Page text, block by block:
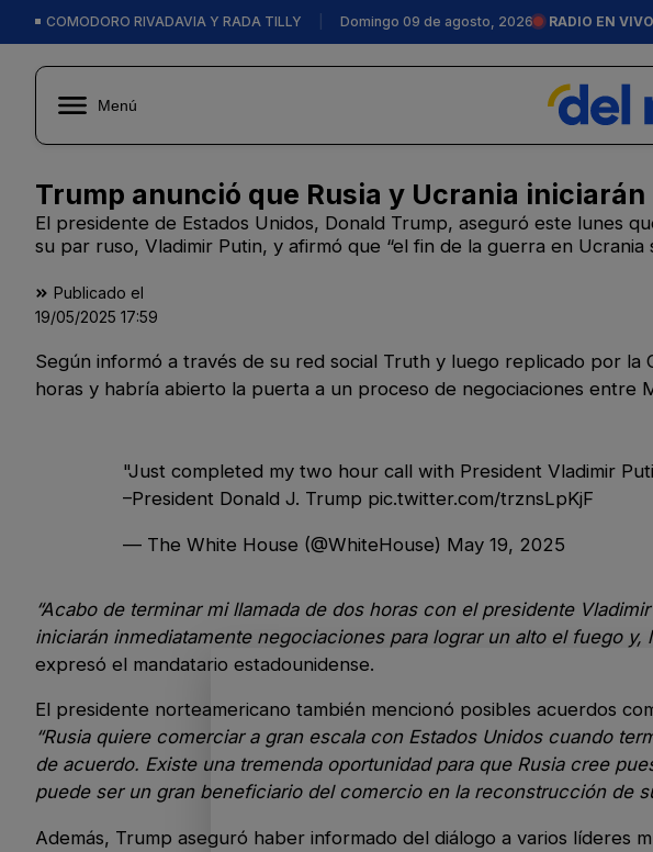
COMODORO RIVADAVIA Y RADA TILLY Domingo 09 de agosto, 2026 RADIO EN VIVO
Menú
Trump anunció que Rusia y Ucrania
El presidente de Estados Unidos, Donald Trump, aseguró este lunes
su par ruso, Vladimir Putin, y afirmó que “el fin de la guerra en Ucrania
Publicado el
19/05/2025 17:59
Según informó a través de su red social Truth y luego replicado por la
horas y habría abierto la puerta a un proceso de negociaciones entre
"Just completed my two hour call with President Vladimir
–President Donald J. Trump pic.twitter.com/trznsLpKjF
— The White House (@WhiteHouse) May 19, 2025
“Acabo de terminar mi llamada de dos horas con el presidente
iniciarán inmediatamente negociaciones para lograr un alto el fuego
expresó el mandatario estadounidense.
El presidente norteamericano también mencionó posibles acuerdos
“Rusia quiere comerciar a gran escala con Estados Unidos cuando
de acuerdo. Existe una tremenda oportunidad para que Rusia cree
puede ser un gran beneficiario del comercio en la reconstrucción de
Además, Trump aseguró haber informado del diálogo a varios líderes